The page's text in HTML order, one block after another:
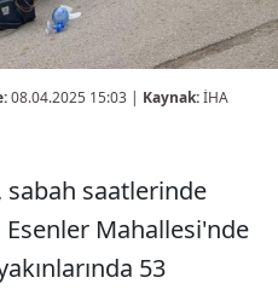
08.04.2025 15:03 | Kaynak:İHA
saatlerinde
Mahallesi'nde
53